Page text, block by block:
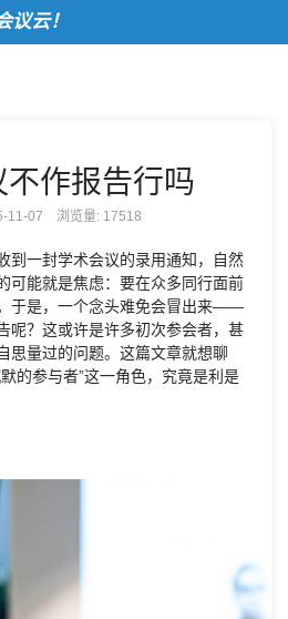
云！
不作报告行吗
11-07 浏览量: 17518
到一封学术会议的录用通知，自然
可能就是焦虑：要在众多同行面前
于是，一个念头难免会冒出来——
呢？这或许是许多初次参会者，甚
思量过的问题。这篇文章就想聊
的参与者”这一角色，究竟是利是